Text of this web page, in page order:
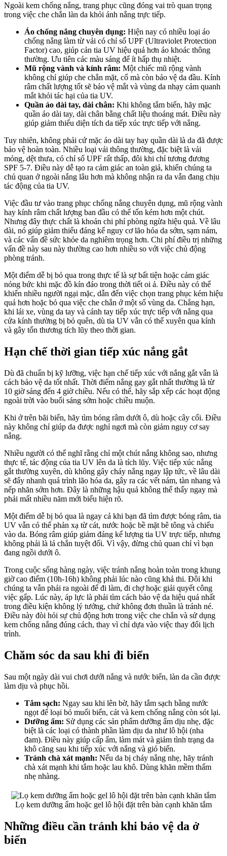
Ngoài kem chống nắng, trang phục cũng đóng vai trò quan trọng
trong việc che chắn làn da khỏi ánh nắng trực tiếp.
Áo chống nắng chuyên dụng: Hiện nay có nhiều loại áo
chống nắng làm từ vải có chỉ số UPF (Ultraviolet Protection
Factor) cao, giúp cản tia UV hiệu quả hơn áo khoác thông
thường. Ưu tiên các màu sáng để ít hấp thụ nhiệt.
Mũ rộng vành và kính râm: Một chiếc mũ rộng vành
không chỉ giúp che chắn mặt, cổ mà còn bảo vệ da đầu. Kính
râm chất lượng tốt sẽ bảo vệ mắt và vùng da nhạy cảm quanh
mắt khỏi tác hại của tia UV.
Quần áo dài tay, dài chân: Khi không tắm biển, hãy mặc
quần áo dài tay, dài chân bằng chất liệu thoáng mát. Điều này
giúp giảm thiểu diện tích da tiếp xúc trực tiếp với nắng.
Tuy nhiên, không phải cứ mặc áo dài tay hay quần dài là da đã được
bảo vệ hoàn toàn. Nhiều loại vải thông thường, đặc biệt là vải
mỏng, dệt thưa, có chỉ số UPF rất thấp, đôi khi chỉ tương đương
SPF 5-7. Điều này dễ tạo ra cảm giác an toàn giả, khiến chúng ta
chủ quan ở ngoài nắng lâu hơn mà không nhận ra da vẫn đang chịu
tác động của tia UV.
Việc đầu tư vào trang phục chống nắng chuyên dụng, mũ rộng vành
hay kính râm chất lượng ban đầu có thể tốn kém hơn một chút.
Nhưng đây thực chất là khoản chi phí phòng ngừa hiệu quả. Về lâu
dài, nó giúp giảm thiểu đáng kể nguy cơ lão hóa da sớm, sạm nám,
và các vấn đề sức khỏe da nghiêm trọng hơn. Chi phí điều trị những
vấn đề này sau này thường cao hơn nhiều so với việc chủ động
phòng tránh.
Một điểm dễ bị bỏ qua trong thực tế là sự bất tiện hoặc cảm giác
nóng bức khi mặc đồ kín đáo trong thời tiết oi ả. Điều này có thể
khiến nhiều người ngại mặc, dẫn đến việc chọn trang phục kém hiệu
quả hơn hoặc bỏ qua việc che chắn ở một số vùng da. Chẳng hạn,
khi lái xe, vùng da tay và cánh tay tiếp xúc trực tiếp với nắng qua
cửa kính thường bị bỏ quên, dù tia UV vẫn có thể xuyên qua kính
và gây tổn thương tích lũy theo thời gian.
Hạn chế thời gian tiếp xúc nắng gắt
Dù đã chuẩn bị kỹ lưỡng, việc hạn chế tiếp xúc với nắng gắt vẫn là
cách bảo vệ da tốt nhất. Thời điểm nắng gay gắt nhất thường là từ
10 giờ sáng đến 4 giờ chiều. Nếu có thể, hãy sắp xếp các hoạt động
ngoài trời vào buổi sáng sớm hoặc chiều muộn.
Khi ở trên bãi biển, hãy tìm bóng râm dưới ô, dù hoặc cây cối. Điều
này không chỉ giúp da được nghỉ ngơi mà còn giảm nguy cơ say
nắng.
Nhiều người có thể nghĩ rằng chỉ một chút nắng không sao, nhưng
thực tế, tác động của tia UV lên da là tích lũy. Việc tiếp xúc nắng
gắt thường xuyên, dù không gây cháy nắng ngay lập tức, về lâu dài
sẽ đẩy nhanh quá trình lão hóa da, gây ra các vết nám, tàn nhang và
nếp nhăn sớm hơn. Đây là những hậu quả không thể thấy ngay mà
phải mất nhiều năm mới biểu hiện rõ.
Một điểm dễ bị bỏ qua là ngay cả khi bạn đã tìm được bóng râm, tia
UV vẫn có thể phản xạ từ cát, nước hoặc bề mặt bê tông và chiếu
vào da. Bóng râm giúp giảm đáng kể lượng tia UV trực tiếp, nhưng
không phải là lá chắn tuyệt đối. Vì vậy, đừng chủ quan chỉ vì bạn
đang ngồi dưới ô.
Trong cuộc sống hàng ngày, việc tránh nắng hoàn toàn trong khung
giờ cao điểm (10h-16h) không phải lúc nào cũng khả thi. Đôi khi
chúng ta vẫn phải ra ngoài để đi làm, đi chợ hoặc giải quyết công
việc gấp. Lúc này, áp lực là phải tìm cách bảo vệ da hiệu quả nhất
trong điều kiện không lý tưởng, chứ không đơn thuần là tránh né.
Điều này đòi hỏi sự chủ động hơn trong việc che chắn và sử dụng
kem chống nắng đúng cách, thay vì chỉ dựa vào việc thay đổi lịch
trình.
Chăm sóc da sau khi đi biển
Sau một ngày dài vui chơi dưới nắng và nước biển, làn da cần được
làm dịu và phục hồi.
Tắm sạch: Ngay sau khi lên bờ, hãy tắm sạch bằng nước
ngọt để loại bỏ muối biển, cát và kem chống nắng còn sót lại.
Dưỡng ẩm: Sử dụng các sản phẩm dưỡng ẩm dịu nhẹ, đặc
biệt là các loại có thành phần làm dịu da như lô hội (nha
đam). Điều này giúp cấp ẩm, làm mát và giảm tình trạng da
khô căng sau khi tiếp xúc với nắng và gió biển.
Tránh chà xát mạnh: Nếu da bị cháy nắng nhẹ, hãy tránh
chà xát mạnh khi tắm hoặc lau khô. Dùng khăn mềm thấm
nhẹ nhàng.
Lọ kem dưỡng ẩm hoặc gel lô hội đặt trên bàn cạnh khăn tắm
Những điều cần tránh khi bảo vệ da ở
biển